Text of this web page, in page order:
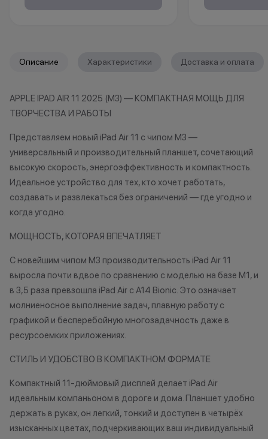
За покупки начисляются бонусные
Как можно использовать
Бонусными баллами можно
оплатить:
до 20% от чека — на аксессуары;
до 10% от чека — на
Xiaomi.
продукцию Apple;
до 2% от чека — на новые iPhone;
Статусы программы
лояльности
Новый в прайде
Технолев
Кэшбэк: 2%
договора
причинам
нарушение
обоснованные
Описание Характеристики Доставка и оплата
APPLE IPAD AIR 11 2025 (M3) — КОМПАКТНАЯ МОЩЬ ДЛЯ
ТВОРЧЕСТВА И РАБОТЫ
Представляем новый iPad Air 11 с чипом M3 —
универсальный и производительный планшет, сочетающий
высокую скорость, энергоэффективность и компактность.
Идеальное устройство для тех, кто хочет работать,
создавать и развлекаться без ограничений — где угодно и
когда угодно.
МОЩНОСТЬ, КОТОРАЯ ВПЕЧАТЛЯЕТ
С новейшим чипом M3 производительность iPad Air 11
выросла почти вдвое по сравнению с моделью на базе M1, и
в 3,5 раза превзошла iPad Air с A14 Bionic. Это означает
молниеносное выполнение задач, плавную работу с
графикой и бесперебойную многозадачность даже в
ресурсоемких приложениях.
СТИЛЬ И УДОБСТВО В КОМПАКТНОМ ФОРМАТЕ
Компактный 11-дюймовый дисплей делает iPad Air
идеальным компаньоном в дороге и дома. Планшет удобно
держать в руках, он легкий, тонкий и доступен в четырёх
изысканных цветах, подчеркивающих ваш индивидуальный